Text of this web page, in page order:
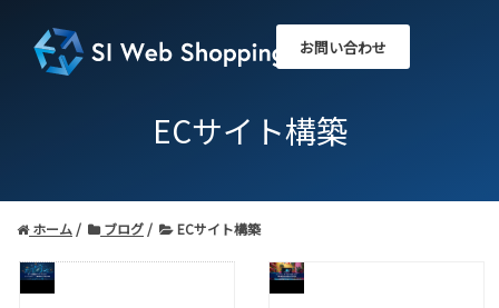
お問い合わせ
ECサイト構築
ホーム ブログ ECサイト構築